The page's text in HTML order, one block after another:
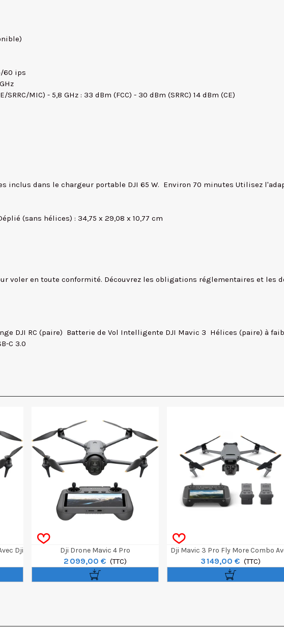
60 ips
MIC) - 5,8 GHz : 33 dBm (FCC) - 30 dBm (SRRC) 14 dBm (CE)
inclus dans le chargeur portable DJI 65 W. Environ 70 minutes Utilisez
(sans hélices) : 34,75 x 29,08 x 10,77 cm
voler en toute conformité. Découvrez les obligations réglementaires et les
DJI RC (paire)  Batterie de Vol Intelligente DJI Mavic 3  Hélices (paire) à
C 3.0
Dji
Dji Drone Mavic 4 Pro
2 099,00 € (TTC)
Dji Mavic 3 Pro Fly More Combo
Dji RC Pro
3 149,00 € (TTC)